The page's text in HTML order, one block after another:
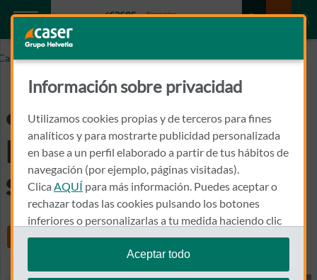
¿Hay límite de permanencia en mi seguro dental?
¿Hay límite de
permanencia en mi
seguro dental?
Share
Información sobre privacidad
Utilizamos cookies propias y de terceros para fines
analíticos y para mostrarte publicidad personalizada
en base a un perfil elaborado a partir de tus hábitos de
navegación (por ejemplo, páginas visitadas).
Clica AQUÍ para más información. Puedes aceptar o
rechazar todas las cookies pulsando los botones
inferiores o personalizarlas a tu medida haciendo clic
en"configurar cookies".
Te recordamos que puedes modificar tus ajustes de
Aceptar todo